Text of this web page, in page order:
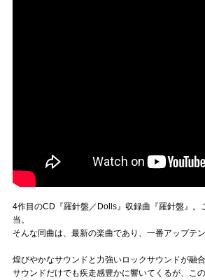
4作目のCD『羅針盤／Dolls』収録曲『羅針盤』。
当。
そんな同曲は、最新の楽曲であり、一番アップテ
煌びやかなサウンドと力強いロックサウンドが融
サウンドだけでも疾走感豊かに響いてくるが、こ